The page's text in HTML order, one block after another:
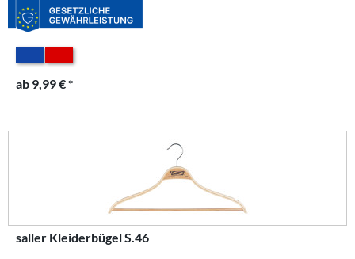
ab 9,99 € *
saller Kleiderbügel S.46